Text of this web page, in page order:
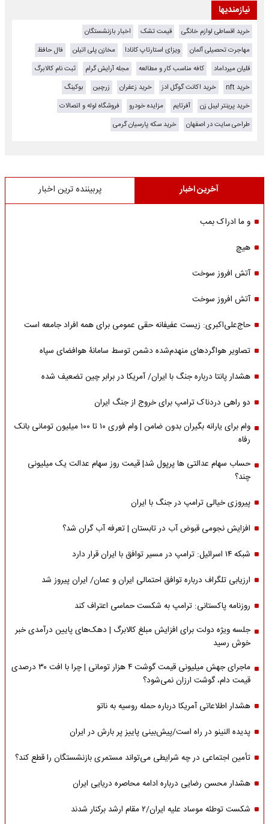
نیازمندیها
خرید اقساطی لوازم خانگی قیمت تشک
اخبار بازنشستگان
مهاجرت تحصیلی آلمان
ویزای استارتاپ کانادا مخازن پلی اتیلن
فال حافظ
قلیان میرداماد
کافه مناسب کار و مطالعه مجله آرایش گرام
ثبت نام کالابرگ
خرید nft
خرید اکانت گوگل ادز خرید زعفران زرچین
بوکینگ
خرید پرینتر لیبل زن
آفرتایم مزایده خودرو
فروشگاه لوله و اتصالات
طراحی سایت در اصفهان
خرید سکه پارسیان گرمی
آخرین اخبار پربیننده ترین اخبار
و ما ادراک بمب
هیچ
آتش افروز سوخت
آتش افروز سوخت
حاج‌علی‌اکبری: زیست عفیفانه حقی عمومی برای همه افراد جامعه است
تصاویر هواگردهای منهدم‌شده دشمن توسط سامانۀ هوافضای سپاه
هشدار پانتا درباره جنگ با ایران/ آمریکا در برابر چین تضعیف شده
دو راهی دردناک ترامپ برای خروج از جنگ ایران
وام برای یارانه بگیران بدون ضامن | وام فوری ۱۰ تا ۱۰۰ میلیون تومانی بانک
رفاه
حساب سهام عدالتی ها پرپول شد| قیمت روز سهام عدالت یک میلیونی
چند؟
پیروزی خیالی ترامپ در جنگ با ایران
افزایش نجومی قبوض آب در تابستان | تعرفه آب گران شد؟
شبکه ۱۴ اسرائیل: ترامپ در مسیر توافق با ایران قرار دارد
ارزیابی تلگراف درباره توافق احتمالی ایران و عمان/ ایران پیروز شد
روزنامه پاکستانی: ترامپ به شکست حماسی اعتراف کند
جلسه ویژه دولت برای افزایش مبلغ کالابرگ | دهک‌های پایین درآمدی خبر
خوش رسید
ماجرای جهش میلیونی قیمت گوشت ۴ هزار تومانی | چرا با افت ۳۰ درصدی
قیمت دام، گوشت ارزان نمی‌شود؟
هشدار اطلاعاتی آمریکا درباره حمله روسیه به ناتو
پدیده النینو در راه است/پیش‌بینی پاییز پر بارش در ایران
تأمین اجتماعی در چه شرایطی می‌تواند مستمری بازنشستگان را قطع کند؟
هشدار محسن رضایی درباره ادامه محاصره دریایی ایران
شکست توطئه موساد علیه ایران/۲ مقام‌ ارشد برکنار شدند